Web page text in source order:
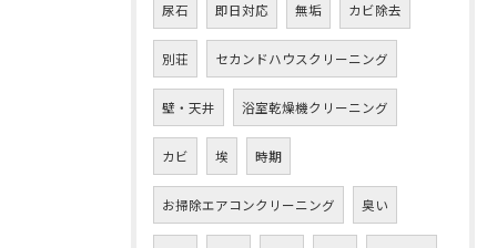
尿石 即日対応 無垢 カビ除去
別荘 セカンドハウスクリーニング
壁・天井 浴室乾燥機クリーニング
カビ 埃 時期
お掃除エアコンクリーニング 臭い